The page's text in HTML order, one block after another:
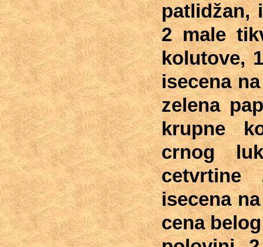
patlidžan,
2 male
kolutove,
isecena
zelena
krupne
crnog
cetvrtine
isecena
cena